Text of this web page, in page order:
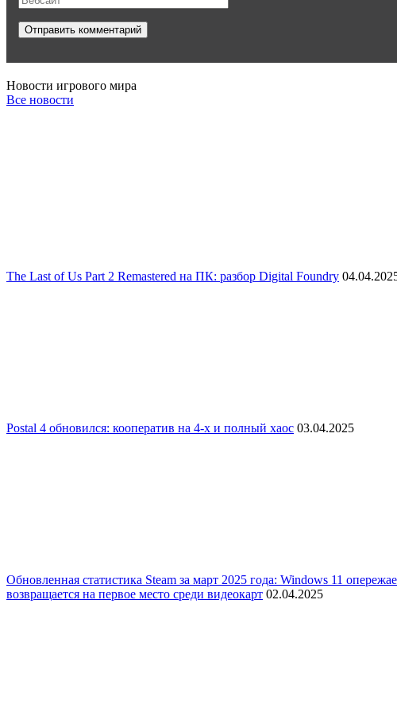
Новости игрового мира
Все новости
The Last of Us Part 2 Remastered на ПК: разбор Digital Foundry
Postal 4 обновился: кооператив на 4-х и полный хаос 03.04.2025
Обновленная статистика Steam за март 2025 года: Windows 11
возвращается на первое место среди видеокарт 02.04.2025